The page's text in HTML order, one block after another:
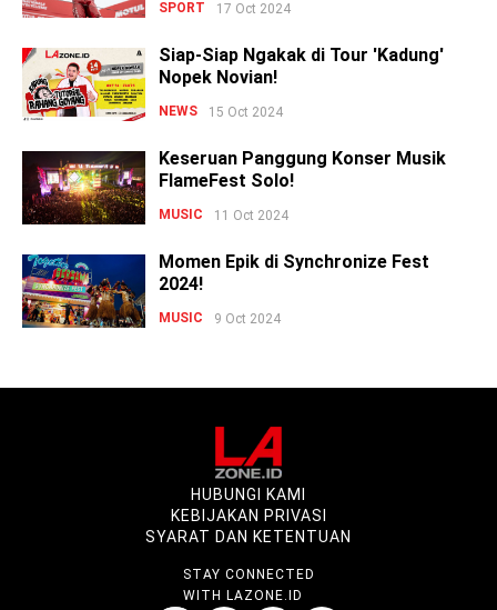
SPORT 17 Oct 2024
Siap-Siap Ngakak di Tour 'Kadung'
Nopek Novian!
NEWS 15 Oct 2024
Keseruan Panggung Konser Musik
FlameFest Solo!
MUSIC 11 Oct 2024
Momen Epik di Synchronize Fest
2024!
MUSIC 9 Oct 2024
HUBUNGI KAMI
KEBIJAKAN PRIVASI
SYARAT DAN KETENTUAN
STAY CONNECTED
WITH LAZONE.ID